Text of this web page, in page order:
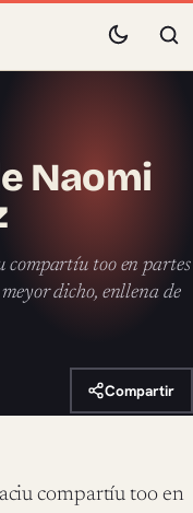
Naomi
compartíu too en partes
dicho, enllena de
Compartir
compartíu too en